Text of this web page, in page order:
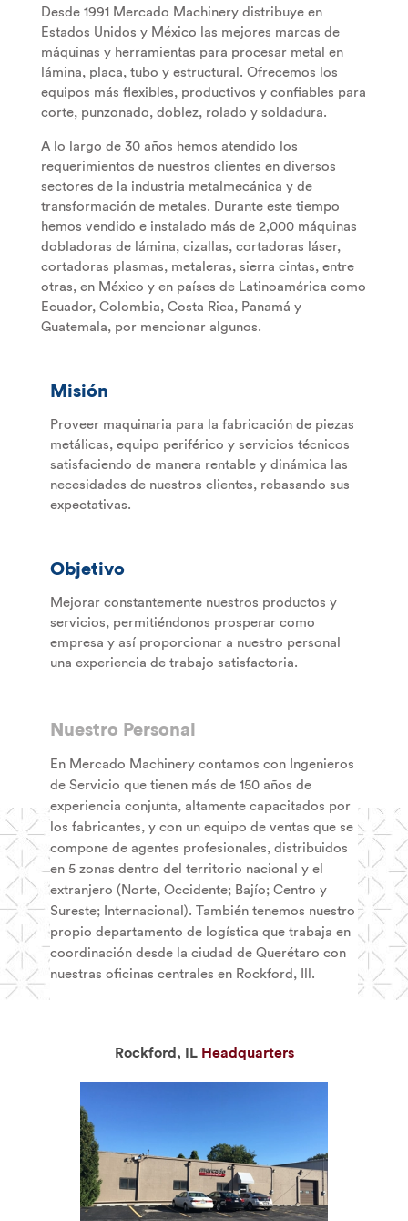
Desde 1991 Mercado Machinery distribuye en
Estados Unidos y México las mejores marcas de
máquinas y herramientas para procesar metal en
lámina, placa, tubo y estructural. Ofrecemos los
equipos más flexibles, productivos y confiables para
corte, punzonado, doblez, rolado y soldadura.
A lo largo de 30 años hemos atendido los
requerimientos de nuestros clientes en diversos
sectores de la industria metalmecánica y de
transformación de metales. Durante este tiempo
hemos vendido e instalado más de 2,000 máquinas
dobladoras de lámina, cizallas, cortadoras láser,
cortadoras plasmas, metaleras, sierra cintas, entre
otras, en México y en países de Latinoamérica como
Ecuador, Colombia, Costa Rica, Panamá y
Guatemala, por mencionar algunos.
Misión
Proveer maquinaria para la fabricación de piezas
metálicas, equipo periférico y servicios técnicos
satisfaciendo de manera rentable y dinámica las
necesidades de nuestros clientes, rebasando sus
expectativas.
Objetivo
Mejorar constantemente nuestros productos y
servicios, permitiéndonos prosperar como
empresa y así proporcionar a nuestro personal
una experiencia de trabajo satisfactoria.
Nuestro Personal
En Mercado Machinery contamos con Ingenieros
de Servicio que tienen más de 150 años de
experiencia conjunta, altamente capacitados por
los fabricantes, y con un equipo de ventas que se
compone de agentes profesionales, distribuidos
en 5 zonas dentro del territorio nacional y el
extranjero (Norte, Occidente; Bajío; Centro y
Sureste; Internacional). También tenemos nuestro
propio departamento de logística que trabaja en
coordinación desde la ciudad de Querétaro con
nuestras oficinas centrales en Rockford, Ill.
Rockford, IL Headquarters